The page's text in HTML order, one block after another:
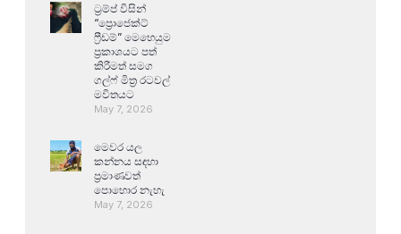
ට්‍රම්ප් විසින්
“ප්‍රොජෙක්ට්
ෆ්‍රීඩම්” මෙහෙයුම
ප්‍රකාශයට පත්
කිරීමත් සමග
ගල්ෆ් මිත්‍ර රටවල්
මවිතයට
May 7, 2026
මෙවර යල
කන්නය සඳහා
ප්‍රමාණවත්
පොහොර නැහැ
May 7, 2026